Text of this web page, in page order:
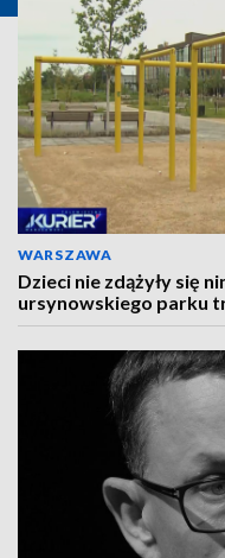
WARSZAWA
Dzieci nie zdążyły się
ursynowskiego parku